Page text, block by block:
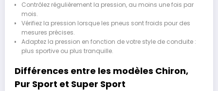
Contrôlez régulièrement la pression, au moins une fois par
mois.
Vérifiez la pression lorsque les pneus sont froids pour des
mesures précises.
Adaptez la pression en fonction de votre style de conduite :
plus sportive ou plus tranquille.
Différences entre les modèles Chiron,
Pur Sport et Super Sport